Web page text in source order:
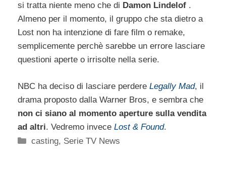
si tratta niente meno che di Damon Lindelof .
Almeno per il momento, il gruppo che sta dietro a
Lost non ha intenzione di fare film o remake,
semplicemente perchè sarebbe un errore lasciare
questioni aperte o irrisolte nella serie.
NBC ha deciso di lasciare perdere Legally Mad, il
drama proposto dalla Warner Bros, e sembra che
non ci siano al momento aperture sulla vendita
ad altri. Vedremo invece Lost & Found.
Categorie
casting, Serie TV News